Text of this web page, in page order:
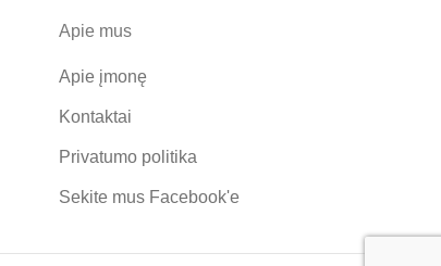
Apie mus
Apie įmonę
Kontaktai
Privatumo politika
Sekite mus Facebook'e